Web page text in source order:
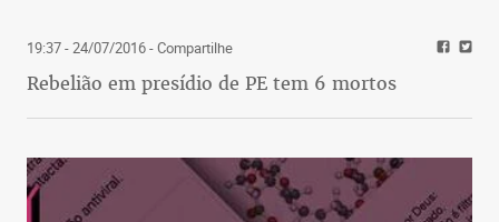
19:37 - 24/07/2016- Compartilhe
Rebelião em presídio de PE tem 6 mortos